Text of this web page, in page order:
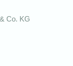
Co. KG